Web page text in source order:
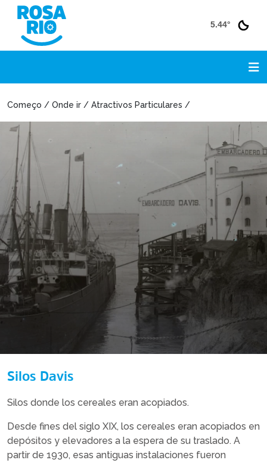
5.44°
Começo / Onde ir / Atractivos Particulares /
Silos Davis
Silos donde los cereales eran acopiados.
Desde fines del siglo XIX, los cereales eran acopiados en
depósitos y elevadores a la espera de su traslado. A
partir de 1930, esas antiguas instalaciones fueron